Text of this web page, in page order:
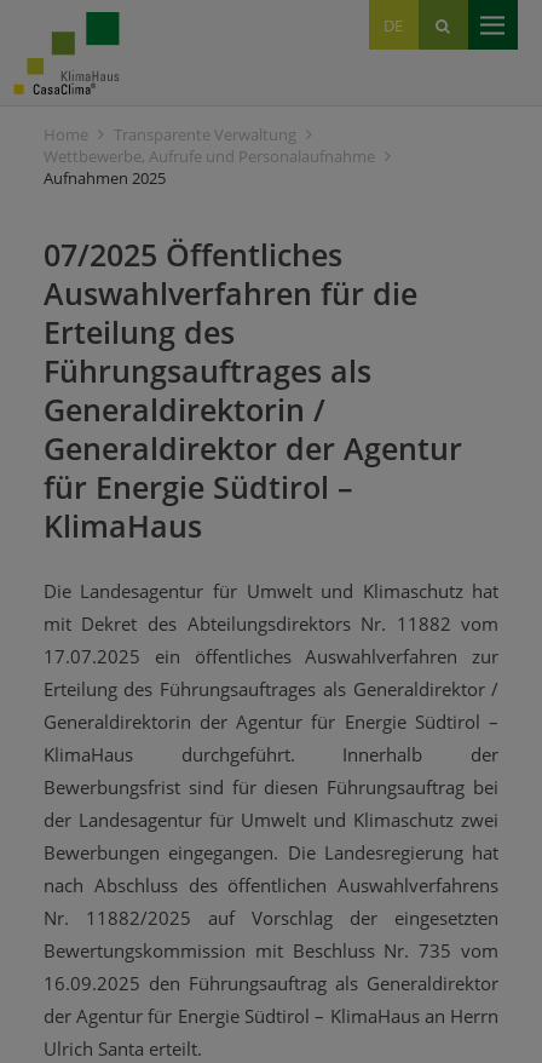
DE
IT
EN
Home
Transparente Verwaltung
Wettbewerbe, Aufrufe und Personalaufnahme
Aufnahmen 2025
07/2025 Öffentliches
Auswahlverfahren für die
Erteilung des
Führungsauftrages als
Generaldirektorin /
Generaldirektor der Agentur
für Energie Südtirol –
KlimaHaus
Die Landesagentur für Umwelt und Klimaschutz hat
mit Dekret des Abteilungsdirektors Nr. 11882 vom
17.07.2025 ein öffentliches Auswahlverfahren zur
Erteilung des Führungsauftrages als Generaldirektor /
Generaldirektorin der Agentur für Energie Südtirol –
KlimaHaus durchgeführt. Innerhalb der
Bewerbungsfrist sind für diesen Führungsauftrag bei
der Landesagentur für Umwelt und Klimaschutz zwei
Bewerbungen eingegangen. Die Landesregierung hat
nach Abschluss des öffentlichen Auswahlverfahrens
Nr. 11882/2025 auf Vorschlag der eingesetzten
Bewertungskommission mit Beschluss Nr. 735 vom
16.09.2025 den Führungsauftrag als Generaldirektor
der Agentur für Energie Südtirol – KlimaHaus an Herrn
Ulrich Santa erteilt.